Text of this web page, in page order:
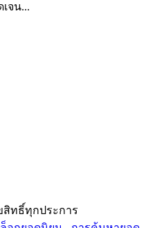
จน...
สิทธิ์ทุกประการ